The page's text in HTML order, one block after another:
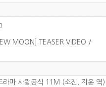
MOON] TEASER VIDEO /
라마 사랑공식 11M (소진, 지윤 역)